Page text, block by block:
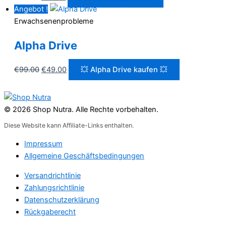
Preis
war:
Preis
ist:
Angebot !
Erwachsenenprobleme
Alpha Drive
€99.00 Ursprünglicher
war:
€99.00
€49.00Aktueller
Preis
€49.00.
💥 Alpha Drive kaufen 💥
© 2026 Shop Nutra. Alle Rechte vorbehalten.
Diese Website kann Affiliate-Links enthalten.
Impressum
Allgemeine Geschäftsbedingungen
Versandrichtlinie
Zahlungsrichtlinie
Datenschutzerklärung
Rückgaberecht